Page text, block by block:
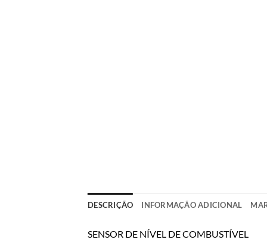
DESCRIÇÃO INFORMAÇÃO ADICIONAL
SENSOR DE NÍVEL DE COMBUSTÍVEL